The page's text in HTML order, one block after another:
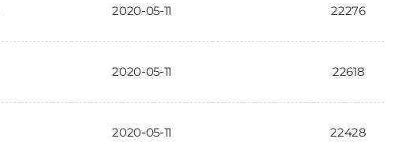
2020-05-11 22276
2020-05-11 22618
2020-05-11 22428